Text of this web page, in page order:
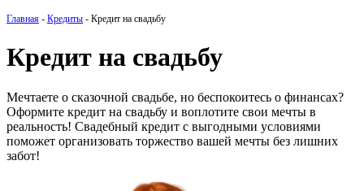
Главная - Кредиты - Кредит на свадьбу
Кредит на свадьбу
Мечтаете о сказочной свадьбе, но беспокоитесь о финансах?
Оформите кредит на свадьбу и воплотите свои мечты в
реальность! Свадебный кредит с выгодными условиями
поможет организовать торжество вашей мечты без лишних
забот!